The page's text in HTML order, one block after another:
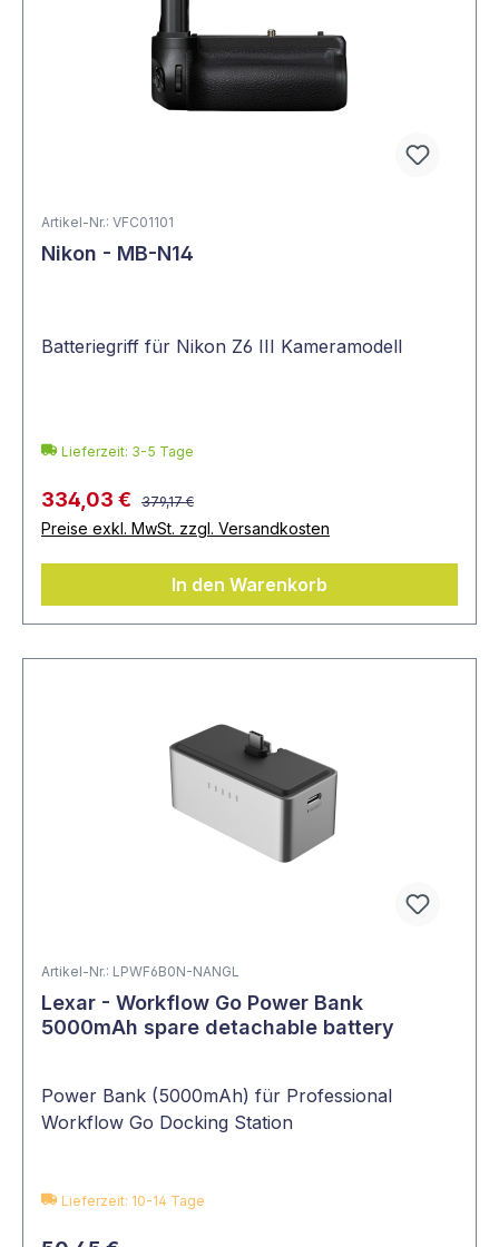
Artikel-Nr.: VFC01101
Nikon - MB-N14
Batteriegriff für Nikon Z6 III Kameramodell
Lieferzeit: 3-5 Tage
334,03 € 379,17 €
Preise exkl. MwSt. zzgl. Versandkosten
In den Warenkorb
Artikel-Nr.: LPWF6B0N-NANGL
Lexar - Workflow Go Power Bank
5000mAh spare detachable battery
Power Bank (5000mAh) für Professional
Workflow Go Docking Station
Lieferzeit: 10-14 Tage